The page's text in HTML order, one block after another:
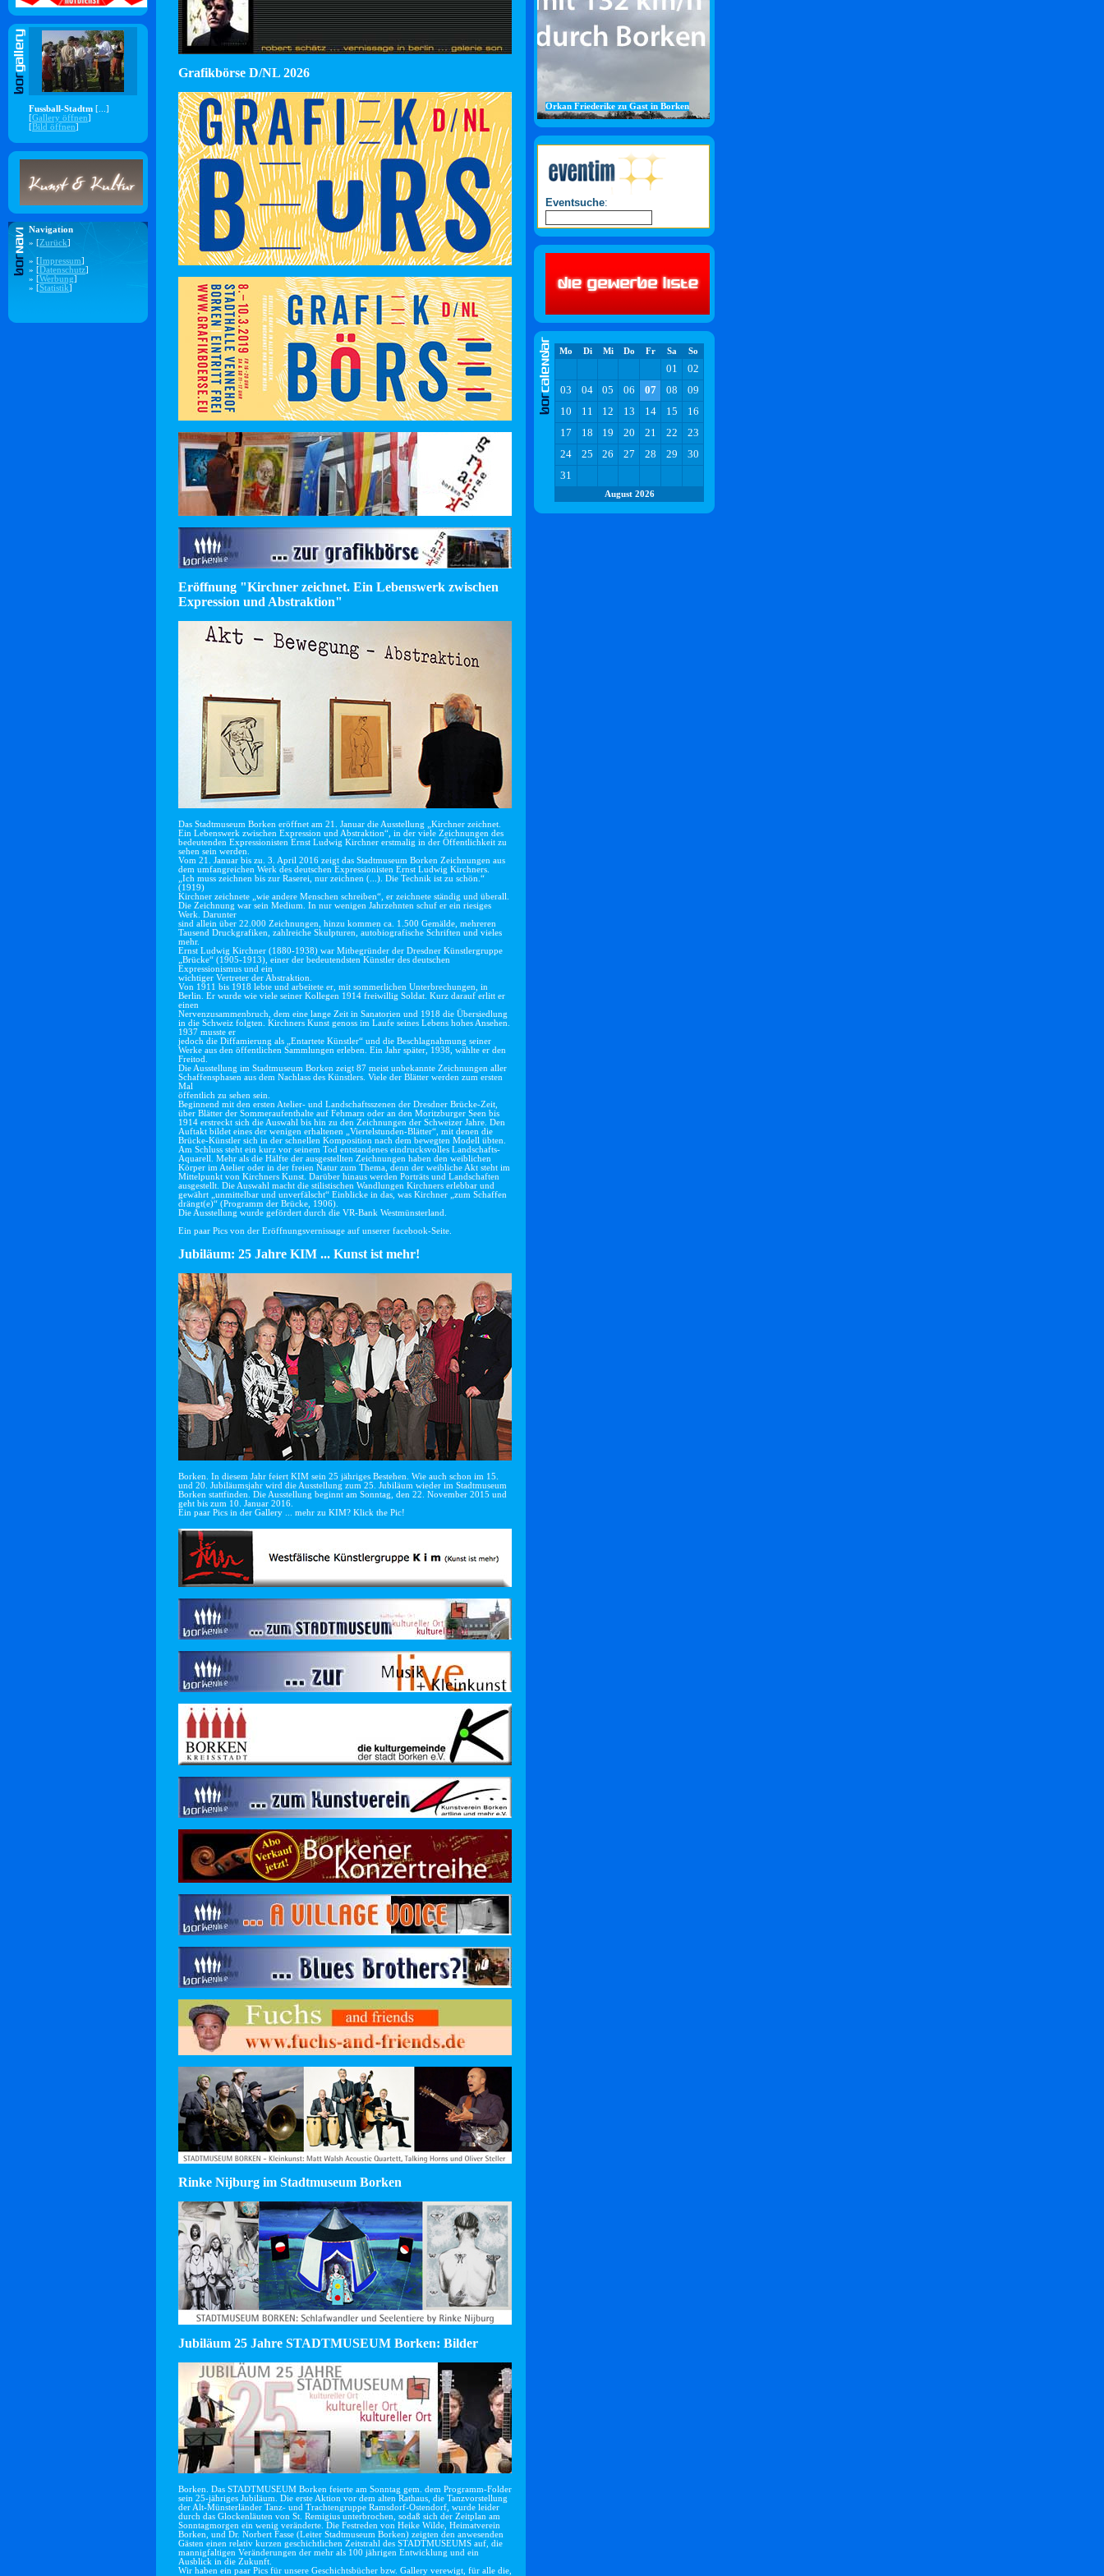
Fussball-Stadtm [...]
[Gallery öffnen]
[Bild öffnen]
Navigation
» [Zurück]
» [Impressum]
» [Datenschutz]
» [Werbung]
» [Statistik]
Grafikbörse D/NL 2026
Eröffnung "Kirchner zeichnet. Ein Lebenswerk zwischen
Expression und Abstraktion"
Das Stadtmuseum Borken eröffnet am 21. Januar die Ausstellung „Kirchner zeichnet.
Ein Lebenswerk zwischen Expression und Abstraktion“, in der viele Zeichnungen des
bedeutenden Expressionisten Ernst Ludwig Kirchner erstmalig in der Öffentlichkeit zu
sehen sein werden.
Vom 21. Januar bis zu. 3. April 2016 zeigt das Stadtmuseum Borken Zeichnungen aus
dem umfangreichen Werk des deutschen Expressionisten Ernst Ludwig Kirchners.
„Ich muss zeichnen bis zur Raserei, nur zeichnen (...). Die Technik ist zu schön.“
(1919)
Kirchner zeichnete „wie andere Menschen schreiben“, er zeichnete ständig und überall.
Die Zeichnung war sein Medium. In nur wenigen Jahrzehnten schuf er ein riesiges
Werk. Darunter
sind allein über 22.000 Zeichnungen, hinzu kommen ca. 1.500 Gemälde, mehreren
Tausend Druckgrafiken, zahlreiche Skulpturen, autobiografische Schriften und vieles
mehr.
Ernst Ludwig Kirchner (1880-1938) war Mitbegründer der Dresdner Künstlergruppe
„Brücke“ (1905-1913), einer der bedeutendsten Künstler des deutschen
Expressionismus und ein
wichtiger Vertreter der Abstraktion.
Von 1911 bis 1918 lebte und arbeitete er, mit sommerlichen Unterbrechungen, in
Berlin. Er wurde wie viele seiner Kollegen 1914 freiwillig Soldat. Kurz darauf erlitt er
einen
Nervenzusammenbruch, dem eine lange Zeit in Sanatorien und 1918 die Übersiedlung
in die Schweiz folgten. Kirchners Kunst genoss im Laufe seines Lebens hohes Ansehen.
1937 musste er
jedoch die Diffamierung als „Entartete Künstler“ und die Beschlagnahmung seiner
Werke aus den öffentlichen Sammlungen erleben. Ein Jahr später, 1938, wählte er den
Freitod.
Die Ausstellung im Stadtmuseum Borken zeigt 87 meist unbekannte Zeichnungen aller
Schaffensphasen aus dem Nachlass des Künstlers. Viele der Blätter werden zum ersten
Mal
öffentlich zu sehen sein.
Beginnend mit den ersten Atelier- und Landschaftsszenen der Dresdner Brücke-Zeit,
über Blätter der Sommeraufenthalte auf Fehmarn oder an den Moritzburger Seen bis
1914 erstreckt sich die Auswahl bis hin zu den Zeichnungen der Schweizer Jahre. Den
Auftakt bildet eines der wenigen erhaltenen „Viertelstunden-Blätter“, mit denen die
Brücke-Künstler sich in der schnellen Komposition nach dem bewegten Modell übten.
Am Schluss steht ein kurz vor seinem Tod entstandenes eindrucksvolles Landschafts-
Aquarell. Mehr als die Hälfte der ausgestellten Zeichnungen haben den weiblichen
Körper im Atelier oder in der freien Natur zum Thema, denn der weibliche Akt steht im
Mittelpunkt von Kirchners Kunst. Darüber hinaus werden Porträts und Landschaften
ausgestellt. Die Auswahl macht die stilistischen Wandlungen Kirchners erlebbar und
gewährt „unmittelbar und unverfälscht“ Einblicke in das, was Kirchner „zum Schaffen
drängt(e)“ (Programm der Brücke, 1906).
Die Ausstellung wurde gefördert durch die VR-Bank Westmünsterland.
Ein paar Pics von der Eröffnungsvernissage auf unserer facebook-Seite.
Jubiläum: 25 Jahre KIM ... Kunst ist mehr!
Borken. In diesem Jahr feiert KIM sein 25 jähriges Bestehen. Wie auch schon im 15.
und 20. Jubiläumsjahr wird die Ausstellung zum 25. Jubiläum wieder im Stadtmuseum
Borken stattfinden. Die Ausstellung beginnt am Sonntag, den 22. November 2015 und
geht bis zum 10. Januar 2016.
Ein paar Pics in der Gallery ... mehr zu KIM? Klick the Pic!
Rinke Nijburg im Stadtmuseum Borken
Jubiläum 25 Jahre STADTMUSEUM Borken: Bilder
Borken. Das STADTMUSEUM Borken feierte am Sonntag gem. dem Programm-Folder
sein 25-jähriges Jubiläum. Die erste Aktion vor dem alten Rathaus, die Tanzvorstellung
der Alt-Münsterländer Tanz- und Trachtengruppe Ramsdorf-Ostendorf, wurde leider
durch das Glockenläuten von St. Remigius unterbrochen, sodaß sich der Zeitplan am
Sonntagmorgen ein wenig veränderte. Die Festreden von Heike Wilde, Heimatverein
Borken, und Dr. Norbert Fasse (Leiter Stadtmuseum Borken) zeigten den anwesenden
Gästen einen relativ kurzen geschichtlichen Zeitstrahl des STADTMUSEUMS auf, die
mannigfaltigen Veränderungen der mehr als 100 jährigen Entwicklung und ein
Ausblick in die Zukunft.
Wir haben ein paar Pics für unsere Geschichtsbücher bzw. Gallery verewigt, für alle die,
Orkan Friederike zu Gast in Borken
Eventsuche:
Mo Di Mi Do Fr Sa So
01
02
03
04 05 06 07 08
09
10
11 12 13 14 15
16
17
18 19 20 21 22
23
24
25 26 27 28 29
30
31
August 2026